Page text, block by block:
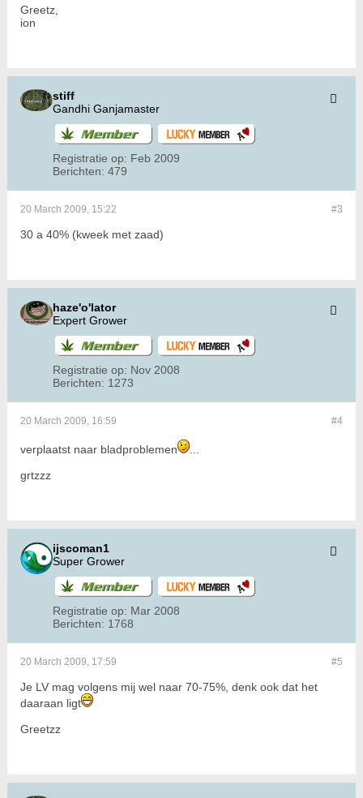
Greetz,
ion
stiff
Gandhi Ganjamaster
Registratie op: Feb 2009
Berichten: 479
#3
20 March 2009, 15:22
30 a 40% (kweek met zaad)
haze'o'lator
Expert Grower
Registratie op: Nov 2008
Berichten: 1273
#4
20 March 2009, 16:59
verplaatst naar bladproblemen
grtzzz
ijscoman1
Super Grower
Registratie op: Mar 2008
Berichten: 1768
#5
20 March 2009, 17:59
Je LV mag volgens mij wel naar 70-75%, denk ook dat het
daaraan ligt
Greetzz